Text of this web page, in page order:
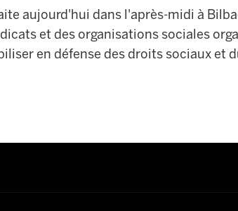
aujourd'hui dans l'après-midi à
et des organisations sociales
en défense des droits sociaux et